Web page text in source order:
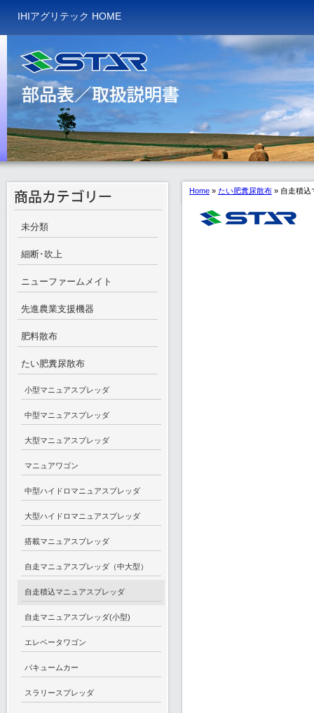
IHIアグリテック HOME
未分類
細断･吹上
ニューファームメイト
先進農業支援機器
肥料散布
たい肥糞尿散布
小型マニュアスプレッダ
中型マニュアスプレッダ
大型マニュアスプレッダ
マニュアワゴン
中型ハイドロマニュアスプレッダ
大型ハイドロマニュアスプレッダ
搭載マニュアスプレッダ
自走マニュアスプレッダ（中大型）
自走積込マニュアスプレッダ
自走マニュアスプレッダ(小型)
エレベータワゴン
バキュームカー
スラリースプレッダ
Home » たい肥糞尿散布 » 自走積込